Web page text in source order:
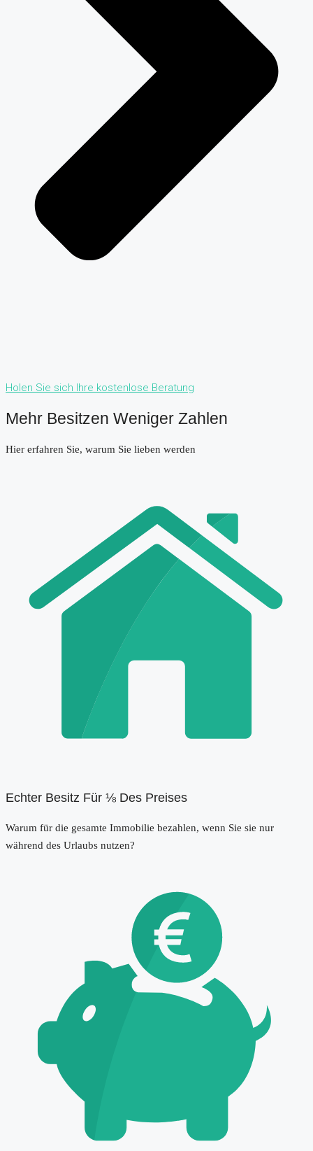
Holen Sie sich Ihre kostenlose Beratung
Mehr Besitzen Weniger Zahlen
Hier erfahren Sie, warum Sie lieben werden
Echter Besitz Für ⅛ Des Preises
Warum für die gesamte Immobilie bezahlen, wenn Sie sie nur
während des Urlaubs nutzen?